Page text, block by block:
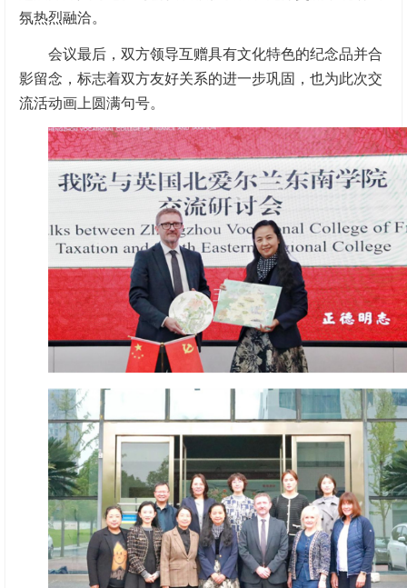
氛热烈融洽。
会议最后，双方领导互赠具有文化特色的纪念品并合
影留念，标志着双方友好关系的进一步巩固，也为此次交
流活动画上圆满句号。